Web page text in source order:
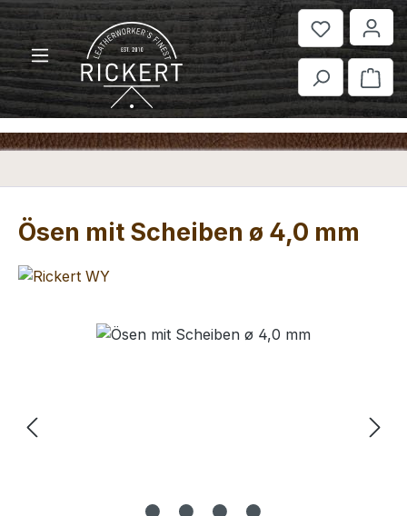
Zum Hauptinhalt springen
Ösen mit Scheiben ø 4,0 mm
Bildergalerie überspringen